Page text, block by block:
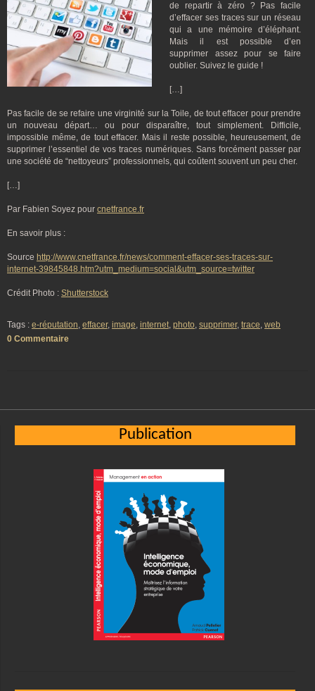
de repartir à zéro ? Pas facile
d’effacer ses traces sur un réseau
qui a une mémoire d’éléphant.
Mais il est possible d’en
supprimer assez pour se faire
oublier. Suivez le guide !
[…]
Pas facile de se refaire une virginité sur la Toile, de tout effacer pour prendre
un nouveau départ… ou pour disparaître, tout simplement. Difficile,
impossible même, de tout effacer. Mais il reste possible, heureusement, de
supprimer l’essentiel de vos traces numériques. Sans forcément passer par
une société de “nettoyeurs” professionnels, qui coûtent souvent un peu cher.
[…]
Par Fabien Soyez pour cnetfrance.fr
En savoir plus :
Source http://www.cnetfrance.fr/news/comment-effacer-ses-traces-sur-
internet-39845848.htm?utm_medium=social&utm_source=twitter
Crédit Photo : Shutterstock
Tags : e-réputation, effacer, image, internet, photo, supprimer, trace, web
0 Commentaire
Publication